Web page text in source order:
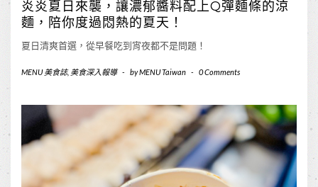
炎炎夏日來襲，讓濃郁醬料配上Q彈麵條的涼
麵，陪你度過悶熱的夏天！
夏日清爽首選，從早餐吃到宵夜都不是問題！
MENU 美食誌, 美食深入報導 - byMENU Taiwan - 0 Comments